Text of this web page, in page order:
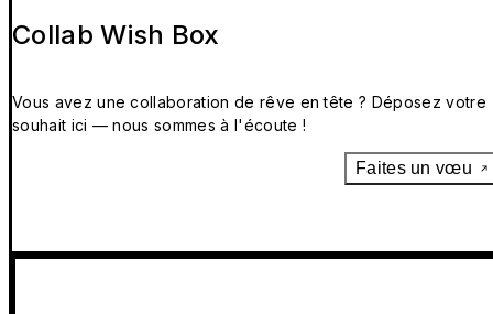
Collab Wish Box
Vous avez une collaboration de rêve en tête ? Déposez votre
souhait ici — nous sommes à l'écoute !
Faites un vœu